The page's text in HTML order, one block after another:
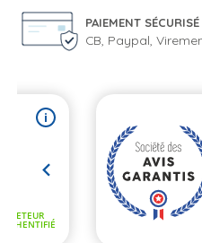
PAIEMENT SÉCURISÉ
CB, Paypal,